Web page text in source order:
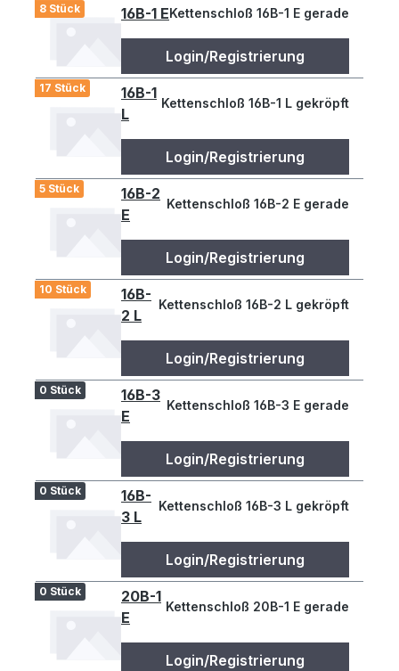
8 Stück 16B-1 EKettenschloß 16B-1 E gerade
Login/Registrierung
17 Stück
16B-1
L
Kettenschloß 16B-1 L gekröpft
Login/Registrierung
5 Stück
16B-2
E
Kettenschloß 16B-2 E gerade
Login/Registrierung
10 Stück
16B-
2 L
Kettenschloß 16B-2 L gekröpft
Login/Registrierung
0 Stück
16B-3
E
Kettenschloß 16B-3 E gerade
Login/Registrierung
0 Stück
16B-
3 L
Kettenschloß 16B-3 L gekröpft
Login/Registrierung
0 Stück
20B-1
E
Kettenschloß 20B-1 E gerade
Login/Registrierung